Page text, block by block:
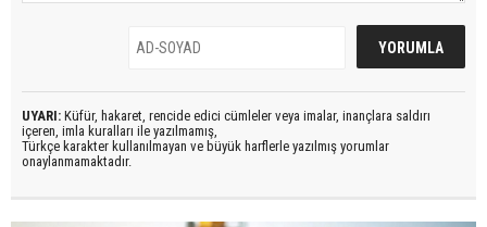
UYARI: Küfür, hakaret, rencide edici cümleler veya imalar, inançlara saldırı
içeren, imla kuralları ile yazılmamış,
Türkçe karakter kullanılmayan ve büyük harflerle yazılmış yorumlar
onaylanmamaktadır.